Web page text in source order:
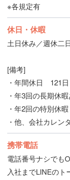
※各規定有
休日・休暇
土日休み／週休二
[備考]
・年間休日 121日
・年3回の長期休
・年2回の特別休
・他、会社カレン
携帯電話
電話番号ナシでも
入社までLINEの